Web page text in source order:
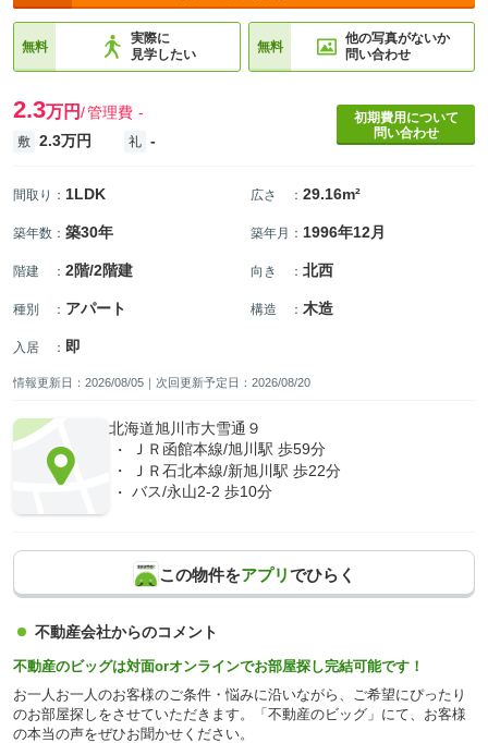
無料
実際に
見学したい
無料
他の写真がないか
問い合わせ
2.3万円 管理費 -
敷 2.3万円 礼 -
初期費用について
問い合わせ
間取り ： 1LDK 広さ ： 29.16m²
築年数 ： 築30年 築年月 ： 1996年12月
階建 ： 2階/2階建 向き ： 北西
種別 ： アパート 構造 ： 木造
入居 ： 即
情報更新日：2026/08/05｜次回更新予定日：2026/08/20
北海道旭川市大雪通９
ＪＲ函館本線/旭川駅 歩59分
ＪＲ石北本線/新旭川駅 歩22分
バス/永山2-2 歩10分
この物件をアプリでひらく
不動産会社からのコメント
不動産のビッグは対面orオンラインでお部屋探し完結可能です！
お一人お一人のお客様のご条件・悩みに沿いながら、ご希望にぴったり
のお部屋探しをさせていただきます。「不動産のビッグ」にて、お客様
の本当の声をぜひお聞かせください。